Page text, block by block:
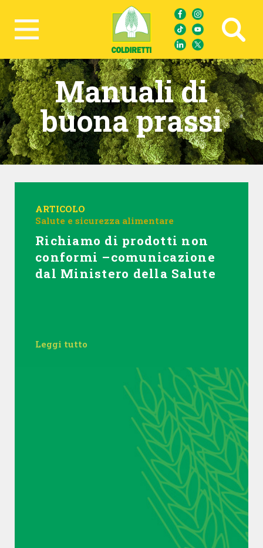
Ricerca avanzata
Manuali di
buona prassi
ARTICOLO
Salute e sicurezza alimentare
Richiamo di prodotti non
conformi –comunicazione
dal Ministero della Salute
Leggi tutto